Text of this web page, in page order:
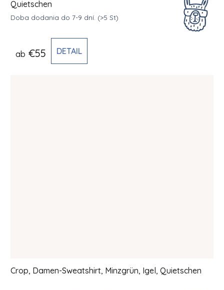
Quietschen
Doba dodania do 7-9 dní. (>5 St)
ab €55 DETAIL
Crop, Damen-Sweatshirt, Minzgrün, Igel, Quietschen